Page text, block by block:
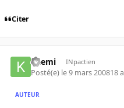
Citer
kaemi INpactien
Posté(e) le 9 mars 200818 a
AUTEUR